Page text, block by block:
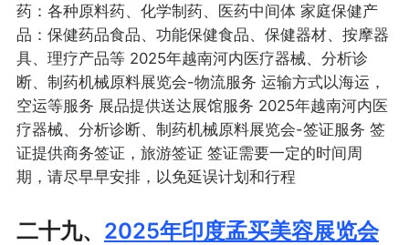
药：各种原料药、化学制药、医药中间体 家庭保健产
品：保健药品食品、功能保健食品、保健器材、按摩器
具、理疗产品等 2025年越南河内医疗器械、分析诊
断、制药机械原料展览会-物流服务 运输方式以海运，
空运等服务 展品提供送达展馆服务 2025年越南河内医
疗器械、分析诊断、制药机械原料展览会-签证服务 签
证提供商务签证，旅游签证 签证需要一定的时间周
期，请尽早早安排，以免延误计划和行程
二十九、 2025年印度孟买美容展览会